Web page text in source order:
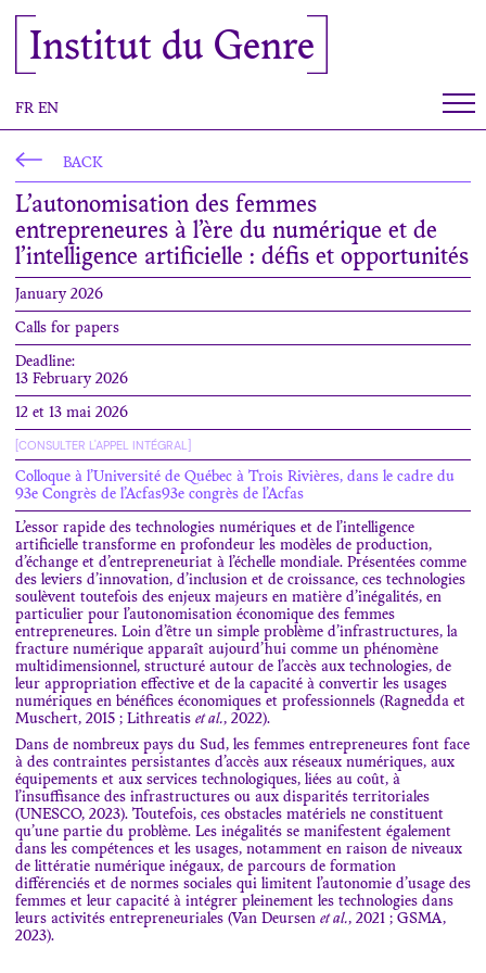
Institut du Genre
FR EN
BACK
L’autonomisation des femmes
entrepreneures à l’ère du numérique et de
l’intelligence artificielle : défis et opportunités
January 2026
Calls for papers
Deadline:
13 February 2026
12 et 13 mai 2026
[CONSULTER L'APPEL INTÉGRAL]
Colloque à l’Université de Québec à Trois Rivières, dans le cadre du
93e Congrès de l’Acfas93e congrès de l’Acfas
L’essor rapide des technologies numériques et de l’intelligence
artificielle transforme en profondeur les modèles de production,
d’échange et d’entrepreneuriat à l’échelle mondiale. Présentées comme
des leviers d’innovation, d’inclusion et de croissance, ces technologies
soulèvent toutefois des enjeux majeurs en matière d’inégalités, en
particulier pour l’autonomisation économique des femmes
entrepreneures. Loin d’être un simple problème d’infrastructures, la
fracture numérique apparaît aujourd’hui comme un phénomène
multidimensionnel, structuré autour de l’accès aux technologies, de
leur appropriation effective et de la capacité à convertir les usages
numériques en bénéfices économiques et professionnels (Ragnedda et
Muschert, 2015 ; Lithreatis et al., 2022).
Dans de nombreux pays du Sud, les femmes entrepreneures font face
à des contraintes persistantes d’accès aux réseaux numériques, aux
équipements et aux services technologiques, liées au coût, à
l’insuffisance des infrastructures ou aux disparités territoriales
(UNESCO, 2023). Toutefois, ces obstacles matériels ne constituent
qu’une partie du problème. Les inégalités se manifestent également
dans les compétences et les usages, notamment en raison de niveaux
de littératie numérique inégaux, de parcours de formation
différenciés et de normes sociales qui limitent l’autonomie d’usage des
femmes et leur capacité à intégrer pleinement les technologies dans
leurs activités entrepreneuriales (Van Deursen et al., 2021 ; GSMA,
2023).